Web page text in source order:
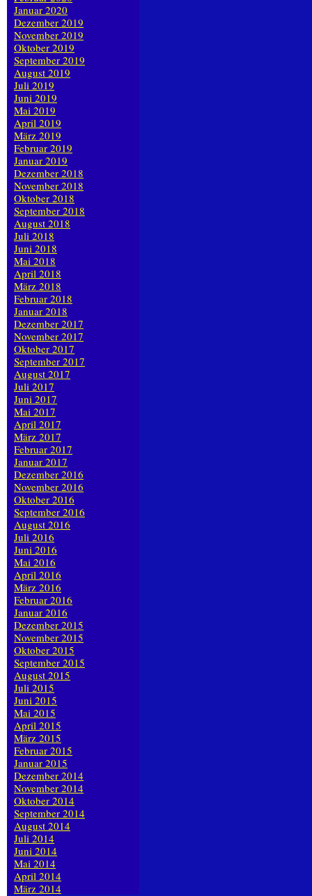
Januar 2020
Dezember 2019
November 2019
Oktober 2019
September 2019
August 2019
Juli 2019
Juni 2019
Mai 2019
April 2019
März 2019
Februar 2019
Januar 2019
Dezember 2018
November 2018
Oktober 2018
September 2018
August 2018
Juli 2018
Juni 2018
Mai 2018
April 2018
März 2018
Februar 2018
Januar 2018
Dezember 2017
November 2017
Oktober 2017
September 2017
August 2017
Juli 2017
Juni 2017
Mai 2017
April 2017
März 2017
Februar 2017
Januar 2017
Dezember 2016
November 2016
Oktober 2016
September 2016
August 2016
Juli 2016
Juni 2016
Mai 2016
April 2016
März 2016
Februar 2016
Januar 2016
Dezember 2015
November 2015
Oktober 2015
September 2015
August 2015
Juli 2015
Juni 2015
Mai 2015
April 2015
März 2015
Februar 2015
Januar 2015
Dezember 2014
November 2014
Oktober 2014
September 2014
August 2014
Juli 2014
Juni 2014
Mai 2014
April 2014
März 2014